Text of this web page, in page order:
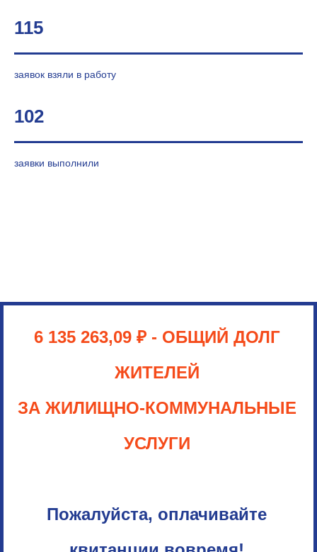
115
заявок взяли в работу
102
заявки выполнили
6 135 263,09 ₽ - ОБЩИЙ ДОЛГ
ЖИТЕЛЕЙ
ЗА ЖИЛИЩНО-КОММУНАЛЬНЫЕ
УСЛУГИ
Пожалуйста, оплачивайте